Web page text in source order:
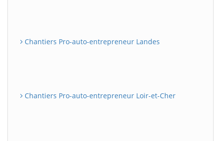
Chantiers Pro-auto-entrepreneur Landes
Chantiers Pro-auto-entrepreneur Loir-et-Cher